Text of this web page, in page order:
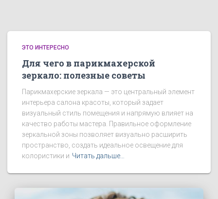
ЭТО ИНТЕРЕСНО
Для чего в парикмахерской
зеркало: полезные советы
Парикмахерские зеркала — это центральный элемент
интерьера салона красоты, который задает
визуальный стиль помещения и напрямую влияет на
качество работы мастера. Правильное оформление
зеркальной зоны позволяет визуально расширить
пространство, создать идеальное освещение для
колористики и Читать дальше…